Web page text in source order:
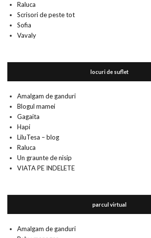
Raluca
Scrisori de peste tot
Sofia
Vavaly
locuri de suflet
Amalgam de ganduri
Blogul mamei
Gagaita
Hapi
LiluTesa – blog
Raluca
Un graunte de nisip
VIATA PE INDELETE
parcul virtual
Amalgam de ganduri